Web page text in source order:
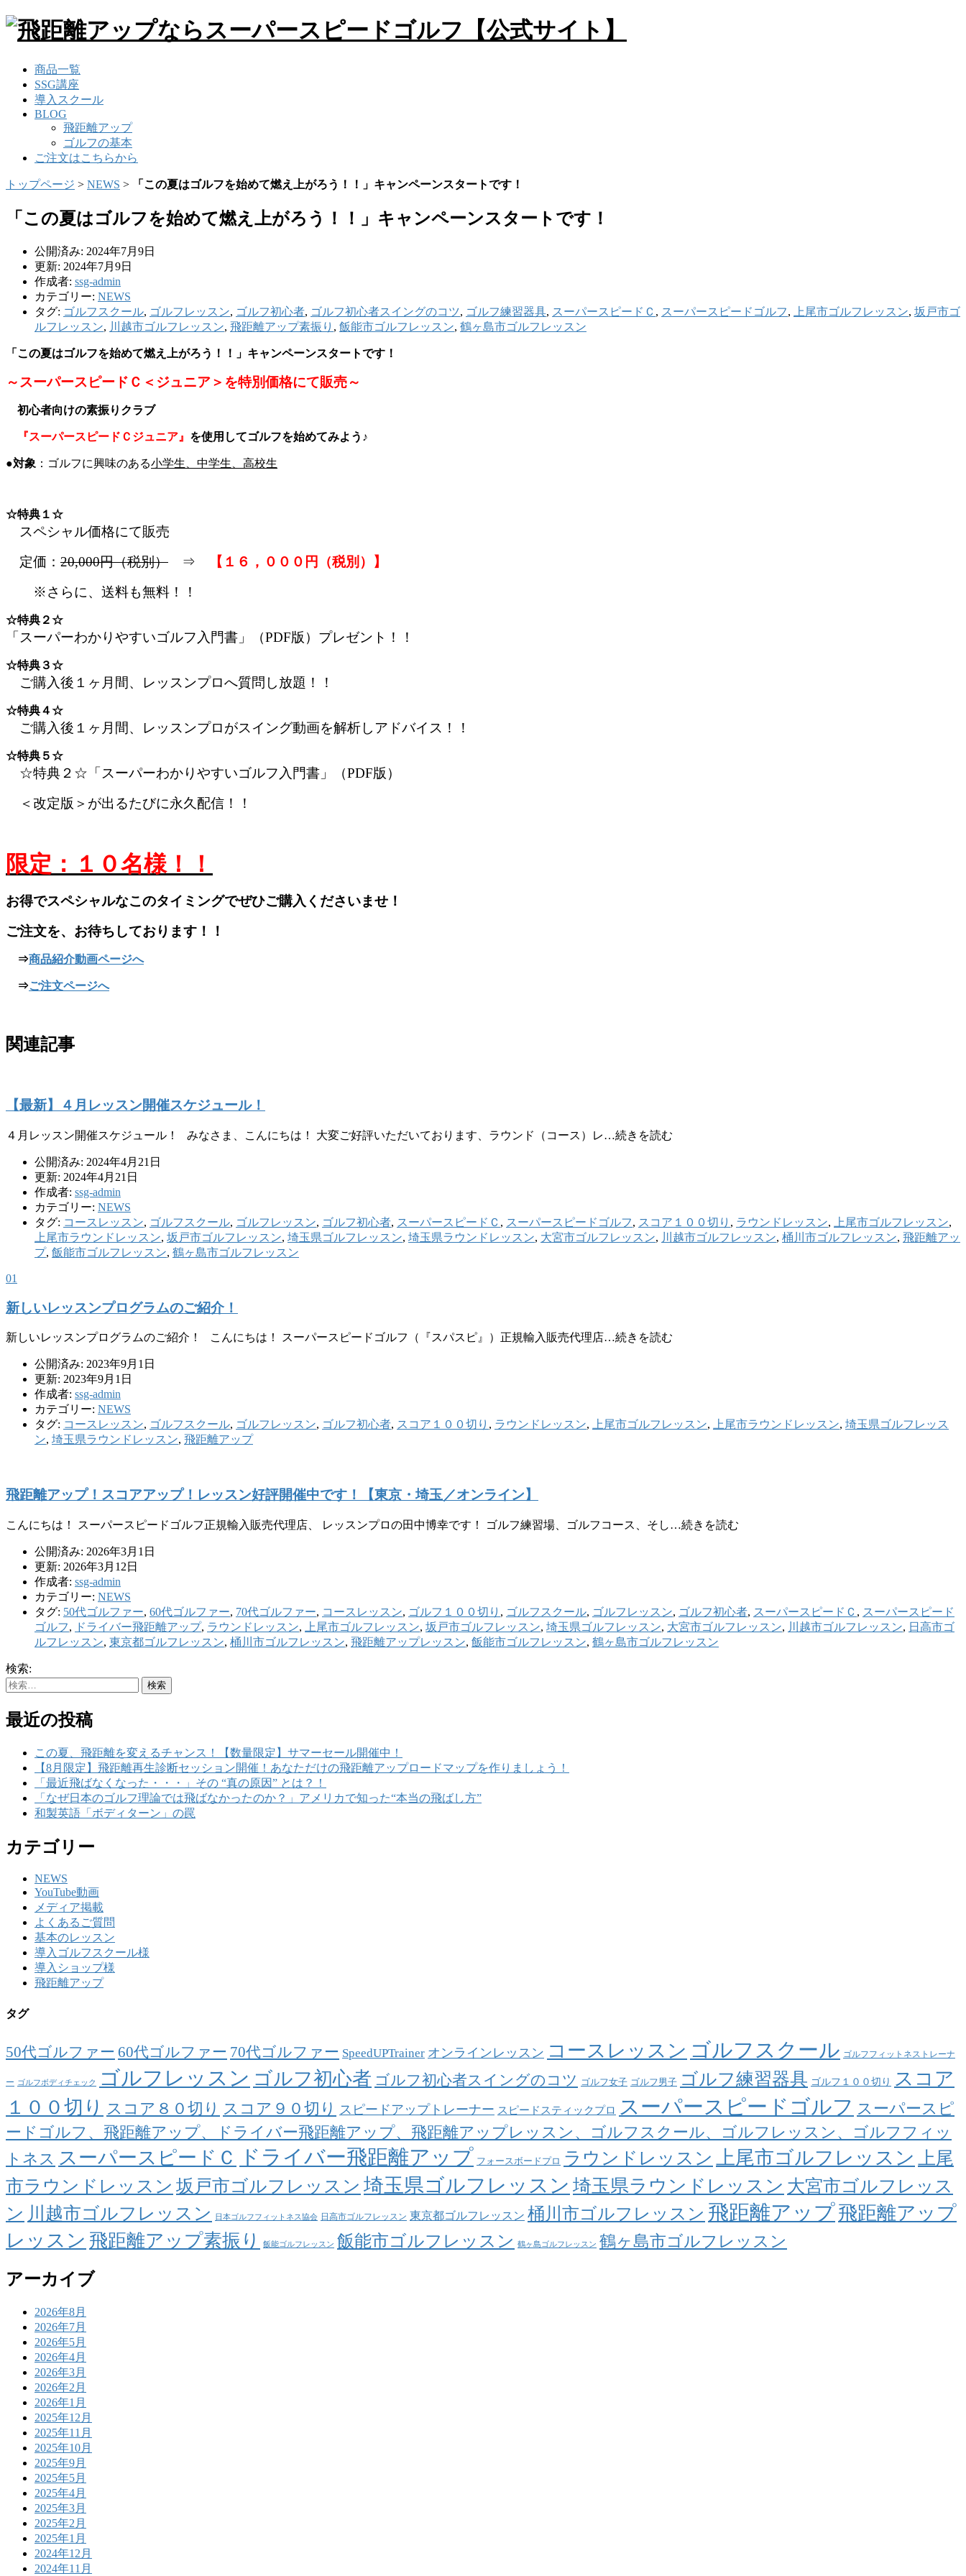
商品一覧
SSG講座
導入スクール
BLOG
飛距離アップ
ゴルフの基本
ご注文はこちらから
トップページ > NEWS > 「この夏はゴルフを始めて燃え上がろう！！」キャンペーンスタートです！
「この夏はゴルフを始めて燃え上がろう！！」キャンペーンスタートです！
公開済み: 2024年7月9日
更新: 2024年7月9日
作成者: ssg-admin
カテゴリー: NEWS
タグ: ゴルフスクール, ゴルフレッスン, ゴルフ初心者, ゴルフ初心者スイングのコツ, ゴルフ練習器具, スーパースピードＣ , スーパースピードゴルフ, 上尾市ゴルフレッスン, 坂戸市ゴ
ルフレッスン, 川越市ゴルフレッスン, 飛距離アップ素振り , 飯能市ゴルフレッスン, 鶴ヶ島市ゴルフレッスン
「この夏はゴルフを始めて燃え上がろう！！」キャンペーンスタートです！
～スーパースピードＣ＜ジュニア＞を特別価格にて販売～
初心者向けの素振りクラブ
『スーパースピードＣジュニア』 を使用してゴルフを始めてみよう♪
●対象 ：ゴルフに興味のある小学生、中学生、高校生
☆特典１☆
スペシャル価格にて販売
定価： 20,000円（税別） ⇒
【１６，０００円（税別）】
※さらに、送料も無料！！
☆特典２☆
「スーパーわかりやすいゴルフ入門書」（PDF版）プレゼント！！
☆特典３☆
ご購入後１ヶ月間、レッスンプロへ質問し放題！！
☆特典４☆
ご購入後１ヶ月間、レッスンプロがスイング動画を解析しアドバイス！！
☆特典５☆
☆特典２☆「スーパーわかりやすいゴルフ入門書」（PDF版）
＜改定版＞が出るたびに永久配信！！
限定：１０名様！！
お得でスペシャルなこのタイミングでぜひご購入くださいませ！
ご注文を、お待ちしております！！
⇒商品紹介動画ページへ
⇒ご注文ページへ
関連記事
【最新】４月レッスン開催スケジュール！
４月レッスン開催スケジュール！ みなさま、こんにちは！ 大変ご好評いただいております、ラウンド（コース）レ…続きを読む
公開済み: 2024年4月21日
更新: 2024年4月21日
作成者: ssg-admin
カテゴリー: NEWS
タグ: コースレッスン, ゴルフスクール, ゴルフレッスン, ゴルフ初心者, スーパースピードＣ , スーパースピードゴルフ, スコア１００切り , ラウンドレッスン, 上尾市ゴルフレッスン,
上尾市ラウンドレッスン, 坂戸市ゴルフレッスン, 埼玉県ゴルフレッスン, 埼玉県ラウンドレッスン, 大宮市ゴルフレッスン, 川越市ゴルフレッスン, 桶川市ゴルフレッスン, 飛距離アッ
プ, 飯能市ゴルフレッスン, 鶴ヶ島市ゴルフレッスン
01
新しいレッスンプログラムのご紹介！
新しいレッスンプログラムのご紹介！ こんにちは！ スーパースピードゴルフ（『スパスピ』）正規輸入販売代理店…続きを読む
公開済み: 2023年9月1日
更新: 2023年9月1日
作成者: ssg-admin
カテゴリー: NEWS
タグ: コースレッスン, ゴルフスクール, ゴルフレッスン, ゴルフ初心者, スコア１００切り , ラウンドレッスン, 上尾市ゴルフレッスン, 上尾市ラウンドレッスン, 埼玉県ゴルフレッス
ン, 埼玉県ラウンドレッスン, 飛距離アップ
飛距離アップ！スコアアップ！レッスン好評開催中です！【東京・埼玉／オンライン】
こんにちは！ スーパースピードゴルフ正規輸入販売代理店、 レッスンプロの田中博幸です！ ゴルフ練習場、ゴルフコース、そし…続きを読む
公開済み: 2026年3月1日
更新: 2026年3月12日
作成者: ssg-admin
カテゴリー: NEWS
タグ: 50代ゴルファー, 60代ゴルファー, 70代ゴルファー, コースレッスン, ゴルフ１００切り , ゴルフスクール, ゴルフレッスン, ゴルフ初心者, スーパースピードＣ , スーパースピード
ゴルフ, ドライバー飛距離アップ, ラウンドレッスン, 上尾市ゴルフレッスン, 坂戸市ゴルフレッスン, 埼玉県ゴルフレッスン, 大宮市ゴルフレッスン, 川越市ゴルフレッスン, 日高市ゴ
ルフレッスン, 東京都ゴルフレッスン, 桶川市ゴルフレッスン, 飛距離アップレッスン, 飯能市ゴルフレッスン, 鶴ヶ島市ゴルフレッスン
検索:
最近の投稿
この夏、飛距離を変えるチャンス！【数量限定】サマーセール開催中！
【8月限定】飛距離再生診断セッション開催！あなただけの飛距離アップロードマップを作りましょう！
「最近飛ばなくなった・・・」その “真の原因” とは？！
「なぜ日本のゴルフ理論では飛ばなかったのか？」アメリカで知った“本当の飛ばし方”
和製英語「ボディターン」の罠
カテゴリー
NEWS
YouTube動画
メディア掲載
よくあるご質問
基本のレッスン
導入ゴルフスクール様
導入ショップ様
飛距離アップ
タグ
50代ゴルファー 60代ゴルファー 70代ゴルファー SpeedUPTrainer オンラインレッスン コースレッスン ゴルフスクール ゴルフフィットネストレーナ
ー ゴルフボディチェック ゴルフレッスン ゴルフ初心者 ゴルフ初心者スイングのコツ ゴルフ女子 ゴルフ男子 ゴルフ練習器具 ゴルフ１００切り
スコア
１００切り スコア８０切り スコア９０切り スピードアップトレーナー スピードスティックプロ スーパースピードゴルフ スーパースピ
ードゴルフ、飛距離アップ、ドライバー飛距離アップ、飛距離アップレッスン、ゴルフスクール、ゴルフレッスン、ゴルフフィッ
トネス スーパースピードＣ ドライバー飛距離アップ フォースボードプロ ラウンドレッスン 上尾市ゴルフレッスン
上尾
市ラウンドレッスン 坂戸市ゴルフレッスン 埼玉県ゴルフレッスン 埼玉県ラウンドレッスン 大宮市ゴルフレッス
ン 川越市ゴルフレッスン 日本ゴルフフィットネス協会 日高市ゴルフレッスン 東京都ゴルフレッスン 桶川市ゴルフレッスン 飛距離アップ飛距離アップ
レッスン 飛距離アップ素振り 飯能ゴルフレッスン 飯能市ゴルフレッスン 鶴ヶ島ゴルフレッスン 鶴ヶ島市ゴルフレッスン
アーカイブ
2026年8月
2026年7月
2026年5月
2026年4月
2026年3月
2026年2月
2026年1月
2025年12月
2025年11月
2025年10月
2025年9月
2025年5月
2025年4月
2025年3月
2025年2月
2025年1月
2024年12月
2024年11月